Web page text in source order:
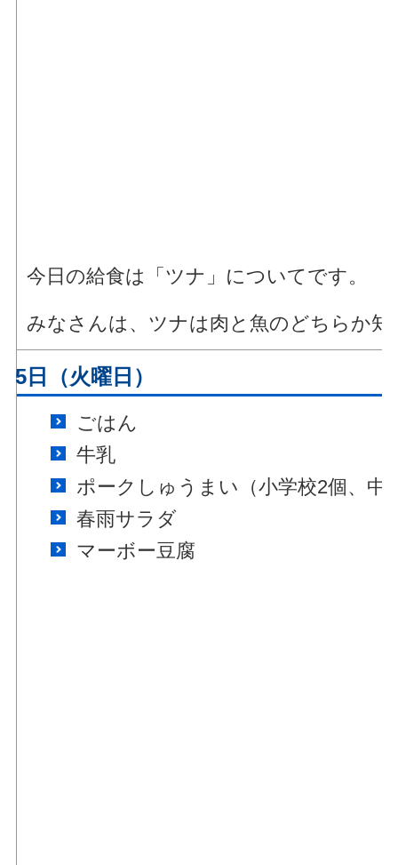
今日の給食は「ツナ」についてです。
みなさんは、ツナは肉と魚のどちらか
日（火曜日）
ごはん
牛乳
ポークしゅうまい（小学校2個、中
春雨サラダ
マーボー豆腐